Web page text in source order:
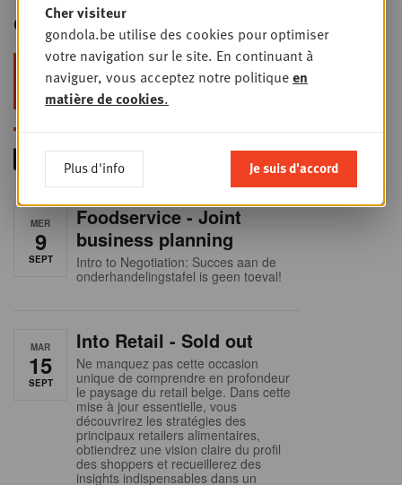
Gondola Newsletter
Restez au top dans le retail & le
foodservice !
MER
9
SEPT
Foodservice - Joint
business planning
Intro to Negotiation: Succes aan de
onderhandelingstafel is geen toeval!
MAR
15
SEPT
Into Retail - Sold out
Ne manquez pas cette occasion
unique de comprendre en profondeur
le paysage du retail belge. Dans cette
mise à jour essentielle, vous
découvrirez les stratégies des
principaux retailers alimentaires,
obtiendrez une vision claire du profil
des shoppers et recueillerez des
insights indispensables dans un
Cher visiteur
gondola.be utilise des cookies pour optimiser
votre navigation sur le site. En continuant à
naviguer, vous acceptez notre politiqueen
matière de cookies.
Plus d'info Je suis d'accord